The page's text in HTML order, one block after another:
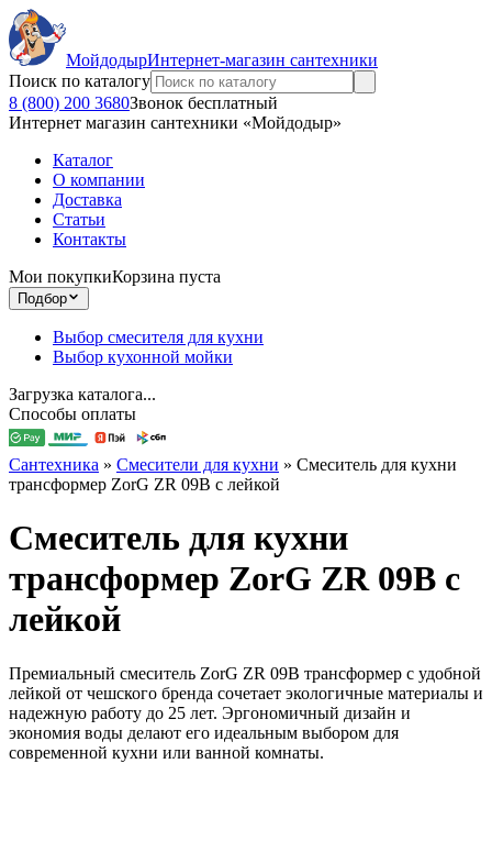
МойдодырИнтернет-магазин сантехники
Поиск по каталогу
8 (800) 200 3680Звонок бесплатный
Интернет магазин сантехники «Мойдодыр»
Каталог
О компании
Доставка
Статьи
Контакты
Мои покупкиКорзина пуста
Подбор
Выбор смесителя для кухни
Выбор кухонной мойки
Загрузка каталога...
Способы оплаты
Сантехника » Смесители для кухни » Смеситель для кухни
трансформер ZorG ZR 09B с лейкой
Смеситель для кухни
трансформер ZorG ZR 09B с
лейкой
Премиальный смеситель ZorG ZR 09B трансформер с удобной
лейкой от чешского бренда сочетает экологичные материалы и
надежную работу до 25 лет. Эргономичный дизайн и
экономия воды делают его идеальным выбором для
современной кухни или ванной комнаты.